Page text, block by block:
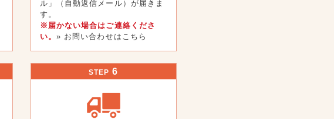
ル」（自動返信メール）が届きま
す。
※届かない場合はご連絡くださ
い。 » お問い合わせはこちら
STEP 6